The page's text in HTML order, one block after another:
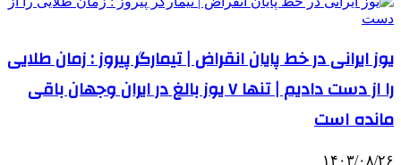
یوز ایرانی در خط پایان انقراض | تیمارگر پیروز : زمان طلایی
را از دست دادیم | تنها ۷ یوز بالغ در ایران وجهان باقی
مانده است
۱۴۰۳/۰۸/۲۶